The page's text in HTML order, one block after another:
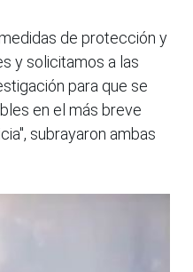
de protección y
y solicitamos a las
para que se
en el más breve
subrayaron ambas